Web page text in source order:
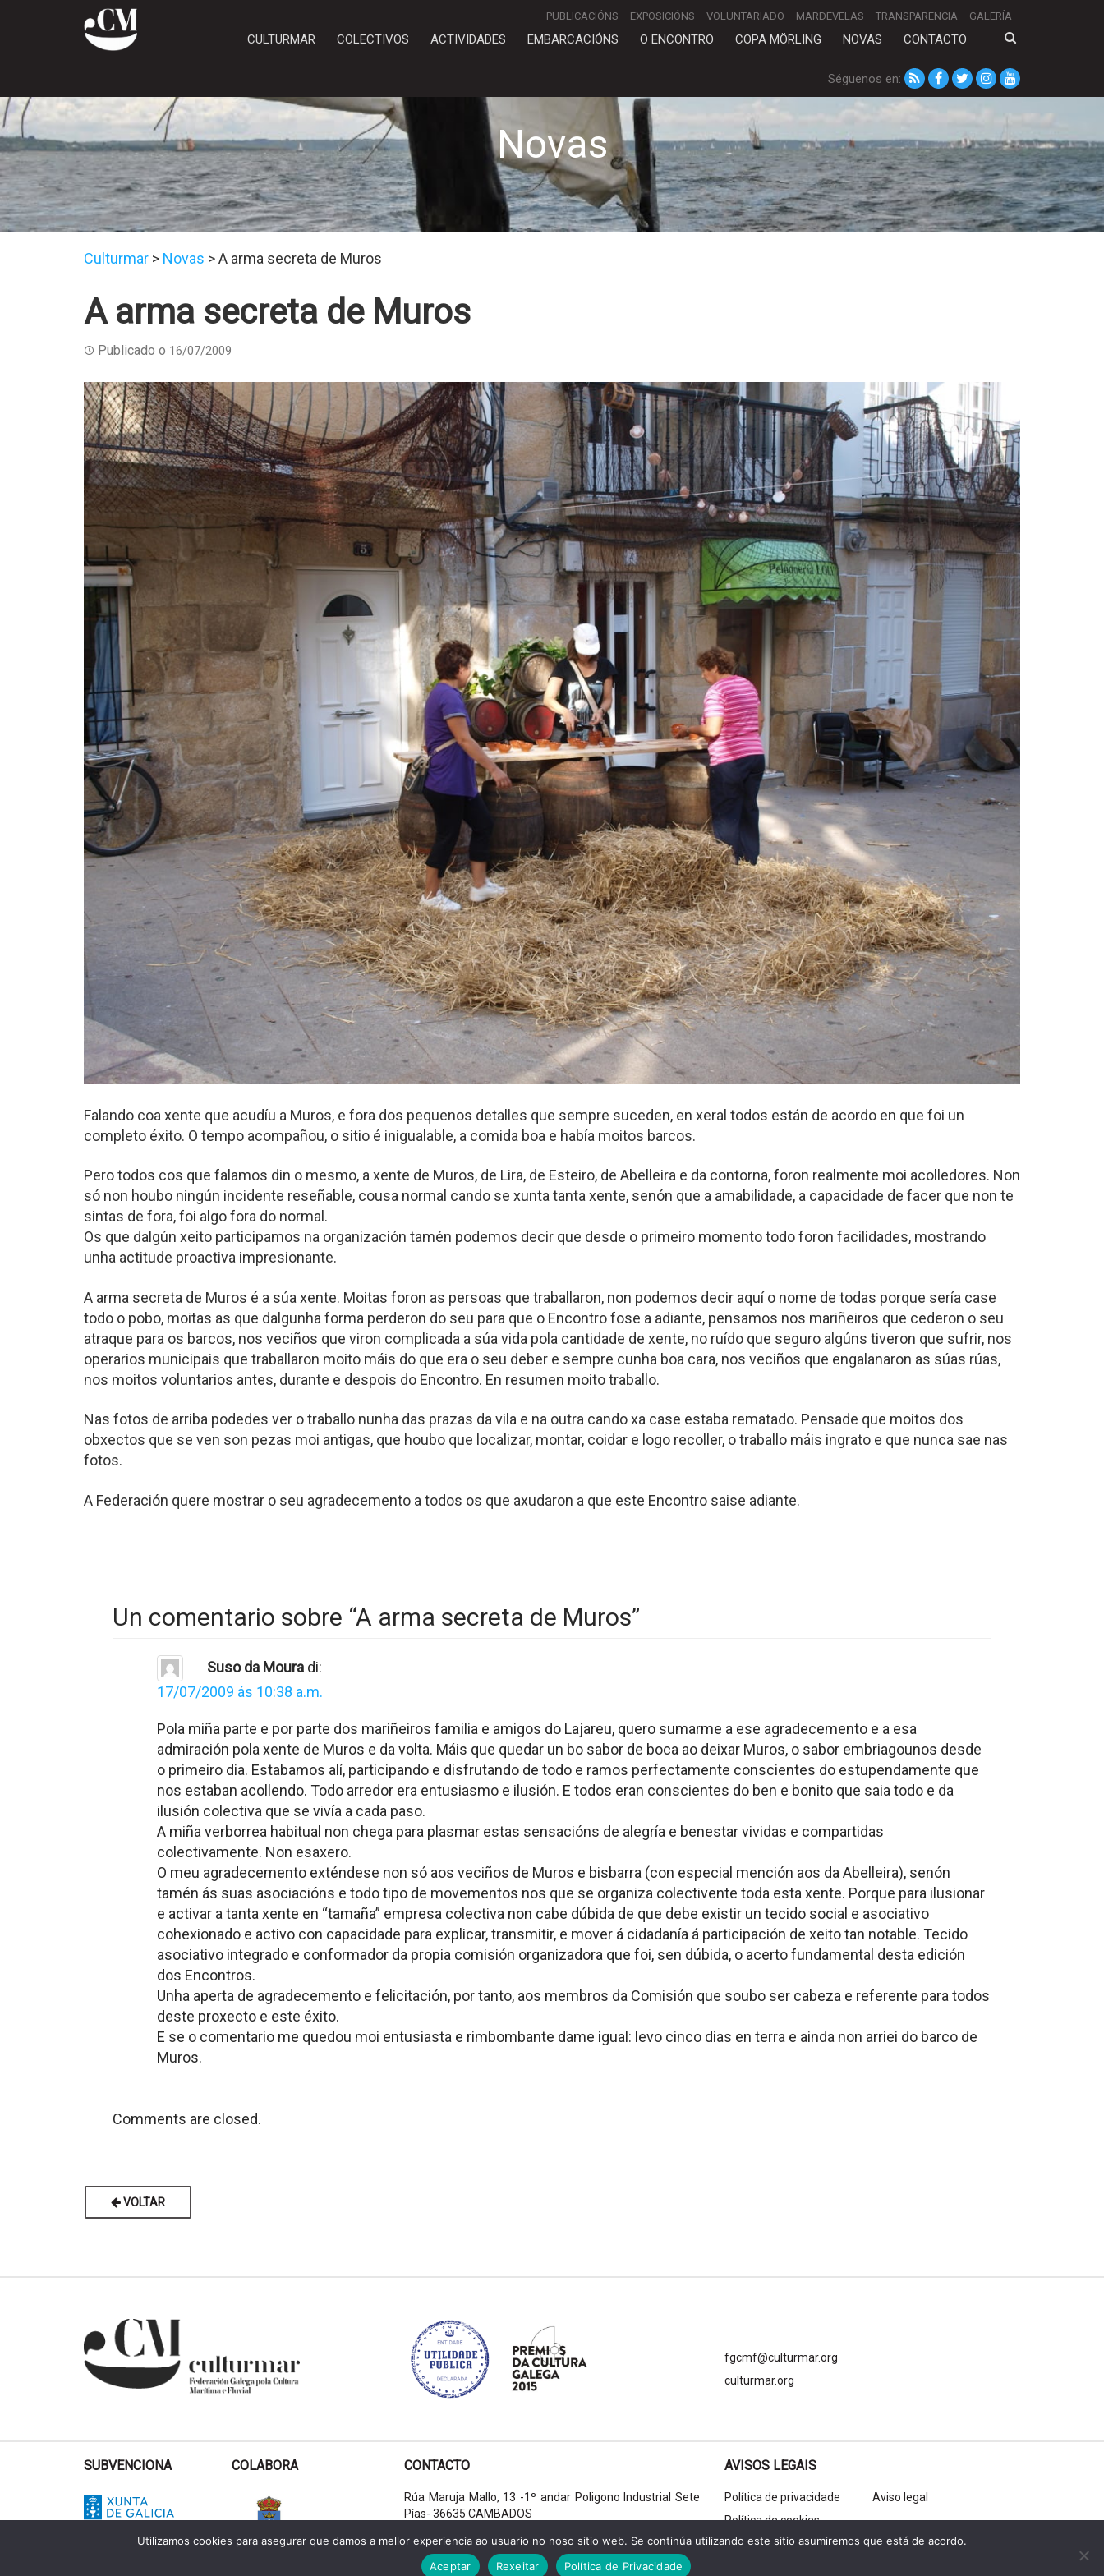
PUBLICACIÓNS EXPOSICIÓNS VOLUNTARIADO MARDEVELAS TRANSPARENCIA GALERÍA
CULTURMAR COLECTIVOS ACTIVIDADES EMBARCACIÓNS O ENCONTRO COPA MÖRLING NOVAS CONTACTO
Séguenos en:
Novas
Culturmar > Novas >A arma secreta de Muros
A arma secreta de Muros
Publicado o 16/07/2009
Falando coa xente que acudíu a Muros, e fora dos pequenos detalles que sempre suceden, en xeral todos están de acordo en que foi un
completo éxito. O tempo acompañou, o sitio é inigualable, a comida boa e había moitos barcos.
Pero todos cos que falamos din o mesmo, a xente de Muros, de Lira, de Esteiro, de Abelleira e da contorna, foron realmente moi acolledores. Non
só non houbo ningún incidente reseñable, cousa normal cando se xunta tanta xente, senón que a amabilidade, a capacidade de facer que non te
sintas de fora, foi algo fora do normal.
Os que dalgún xeito participamos na organización tamén podemos decir que desde o primeiro momento todo foron facilidades, mostrando
unha actitude proactiva impresionante.
A arma secreta de Muros é a súa xente. Moitas foron as persoas que traballaron, non podemos decir aquí o nome de todas porque sería case
todo o pobo, moitas as que dalgunha forma perderon do seu para que o Encontro fose a adiante, pensamos nos mariñeiros que cederon o seu
atraque para os barcos, nos veciños que viron complicada a súa vida pola cantidade de xente, no ruído que seguro algúns tiveron que sufrir, nos
operarios municipais que traballaron moito máis do que era o seu deber e sempre cunha boa cara, nos veciños que engalanaron as súas rúas,
nos moitos voluntarios antes, durante e despois do Encontro. En resumen moito traballo.
Nas fotos de arriba podedes ver o traballo nunha das prazas da vila e na outra cando xa case estaba rematado. Pensade que moitos dos
obxectos que se ven son pezas moi antigas, que houbo que localizar, montar, coidar e logo recoller, o traballo máis ingrato e que nunca sae nas
fotos.
A Federación quere mostrar o seu agradecemento a todos os que axudaron a que este Encontro saise adiante.
Un comentario sobre “A arma secreta de Muros”
Suso da Moura di:
17/07/2009 ás 10:38 a.m.
Pola miña parte e por parte dos mariñeiros familia e amigos do Lajareu, quero sumarme a ese agradecemento e a esa
admiración pola xente de Muros e da volta. Máis que quedar un bo sabor de boca ao deixar Muros, o sabor embriagounos desde
o primeiro dia. Estabamos alí, participando e disfrutando de todo e ramos perfectamente conscientes do estupendamente que
nos estaban acollendo. Todo arredor era entusiasmo e ilusión. E todos eran conscientes do ben e bonito que saia todo e da
ilusión colectiva que se vivía a cada paso.
A miña verborrea habitual non chega para plasmar estas sensacións de alegría e benestar vividas e compartidas
colectivamente. Non esaxero.
O meu agradecemento exténdese non só aos veciños de Muros e bisbarra (con especial mención aos da Abelleira), senón
tamén ás suas asociacións e todo tipo de movementos nos que se organiza colectivente toda esta xente. Porque para ilusionar
e activar a tanta xente en “tamaña” empresa colectiva non cabe dúbida de que debe existir un tecido social e asociativo
cohexionado e activo con capacidade para explicar, transmitir, e mover á cidadanía á participación de xeito tan notable. Tecido
asociativo integrado e conformador da propia comisión organizadora que foi, sen dúbida, o acerto fundamental desta edición
dos Encontros.
Unha aperta de agradecemento e felicitación, por tanto, aos membros da Comisión que soubo ser cabeza e referente para todos
deste proxecto e este éxito.
E se o comentario me quedou moi entusiasta e rimbombante dame igual: levo cinco dias en terra e ainda non arriei do barco de
Muros.
Comments are closed.
VOLTAR
fgcmf@culturmar.org
culturmar.org
SUBVENCIONA COLABORA CONTACTO
Rúa Maruja Mallo, 13 -1º andar Poligono Industrial Sete
Pías- 36635 CAMBADOS
+34 986 524 845
+34 633 136 161
AVISOS LEGAIS
Política de privacidade
Aviso legal
Política de cookies
Utilizamos cookies para asegurar que damos a mellor experiencia ao usuario no noso sitio web. Se continúa utilizando este sitio asumiremos que está de acordo.
Aceptar
Rexeitar Política de Privacidade